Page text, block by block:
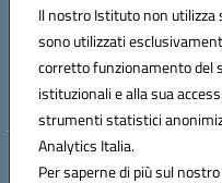
Il nostro Istituto non
sono utilizzati
corretto funzionamento del
istituzionali e alla sua
strumenti statistici
Analytics Italia.
Per saperne di più sul
Codice fiscale: 82008870634
Codice meccanografico:
Codice Indice delle Pubbliche
Codice unico di fatturazione
Hosting &